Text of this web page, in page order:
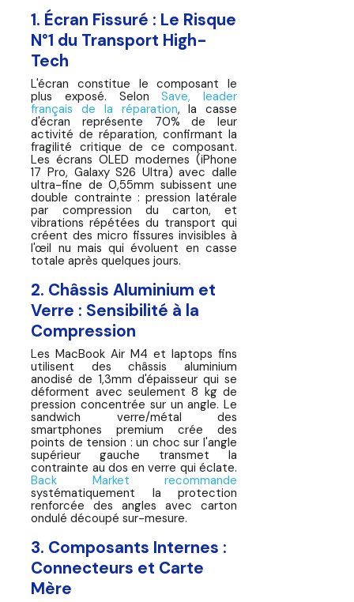
1. Écran Fissuré : Le Risque
N°1 du Transport High-
Tech
L'écran constitue le composant le
plus exposé. SelonSave, leader
français de la réparation, la casse
d'écran représente 70% de leur
activité de réparation, confirmant la
fragilité critique de ce composant.
Les écrans OLED modernes (iPhone
17 Pro, Galaxy S26 Ultra) avec dalle
ultra-fine de 0,55mm subissent une
double contrainte : pression latérale
par compression du carton, et
vibrations répétées du transport qui
créent des micro fissures invisibles à
l'œil nu mais qui évoluent en casse
totale après quelques jours.
2. Châssis Aluminium et
Verre : Sensibilité à la
Compression
Les MacBook Air M4 et laptops fins
utilisent des châssis aluminium
anodisé de 1,3mm d'épaisseur qui se
déforment avec seulement 8 kg de
pression concentrée sur un angle. Le
sandwich verre/métal des
smartphones premium crée des
points de tension : un choc sur l'angle
supérieur gauche transmet la
contrainte au dos en verre qui éclate.
Back Market recommande
systématiquement la protection
renforcée des angles avec carton
ondulé découpé sur-mesure.
3. Composants Internes :
Connecteurs et Carte
Mère